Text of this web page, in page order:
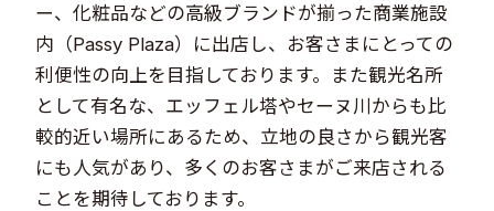
ー、化粧品などの高級ブランドが揃った商業施設
内（Passy Plaza）に出店し、お客さまにとっての
利便性の向上を目指しております。また観光名所
として有名な、エッフェル塔やセーヌ川からも比
較的近い場所にあるため、立地の良さから観光客
にも人気があり、多くのお客さまがご来店される
ことを期待しております。